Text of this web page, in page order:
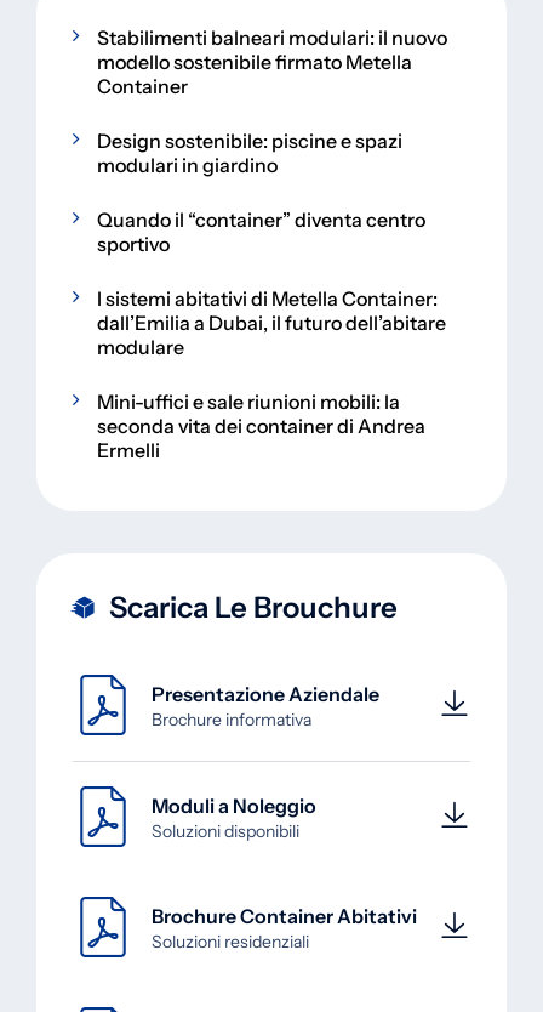
Stabilimenti balneari modulari: il nuovo
modello sostenibile firmato Metella
Container
Design sostenibile: piscine e spazi
modulari in giardino
Quando il “container” diventa centro
sportivo
I sistemi abitativi di Metella Container:
dall’Emilia a Dubai, il futuro dell’abitare
modulare
Mini-uffici e sale riunioni mobili: la
seconda vita dei container di Andrea
Ermelli
Scarica Le Brouchure
Presentazione Aziendale
Brochure informativa
Moduli a Noleggio
Soluzioni disponibili
Brochure Container Abitativi
Soluzioni residenziali